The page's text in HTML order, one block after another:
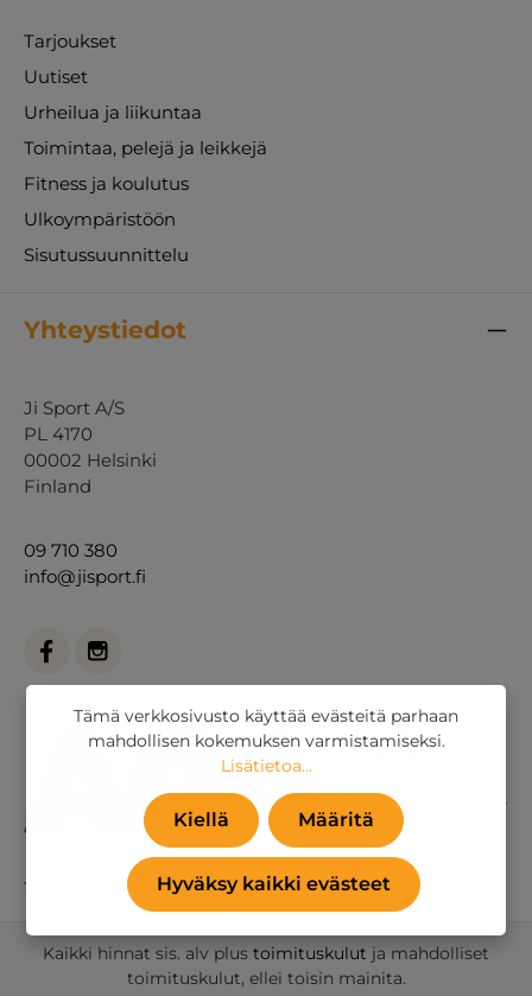
Tarjoukset
Uutiset
Urheilua ja liikuntaa
Toimintaa, pelejä ja leikkejä
Fitness ja koulutus
Ulkoympäristöön
Sisutussuunnittelu
Yhteystiedot
Ji Sport A/S
PL 4170
00002 Helsinki
Finland
09 710 380
info@jisport.fi
Tai yhteydenottolomakkeella.
Kaikki hinnat sis. alv plus toimituskulut ja mahdolliset
toimituskulut, ellei toisin mainita.
Tämä verkkosivusto käyttää evästeitä parhaan
mahdollisen kokemuksen varmistamiseksi.
Lisätietoa...
Kiellä Määritä
Hyväksy kaikki evästeet